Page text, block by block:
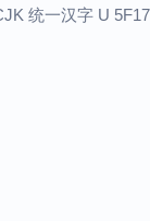
统一汉字 U 5F17